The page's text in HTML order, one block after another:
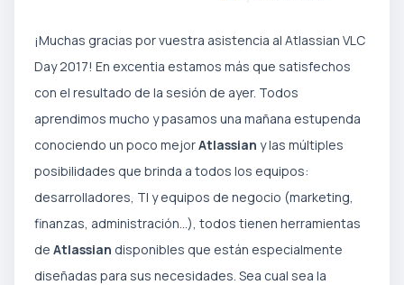
¡Muchas gracias por vuestra asistencia al Atlassian VLC
Day 2017! En excentia estamos más que satisfechos
con el resultado de la sesión de ayer. Todos
aprendimos mucho y pasamos una mañana estupenda
conociendo un poco mejorAtlassian y las múltiples
posibilidades que brinda a todos los equipos:
desarrolladores, TI y equipos de negocio (marketing,
finanzas, administración…), todos tienen herramientas
de Atlassian disponibles que están especialmente
diseñadas para sus necesidades. Sea cual sea la